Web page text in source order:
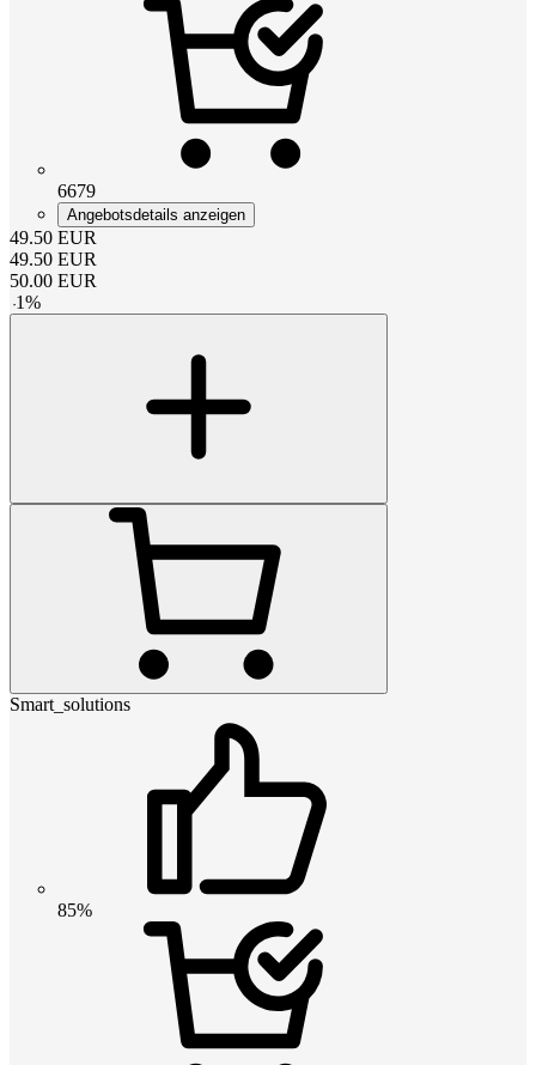
6679
Angebotsdetails anzeigen
49.50 EUR
49.50 EUR
50.00 EUR
-1%
Smart_solutions
85%